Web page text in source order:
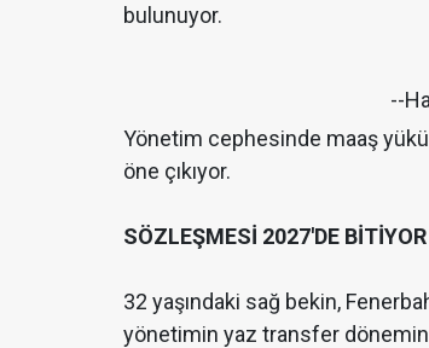
bulunuyor.
--
Yönetim cephesinde maaş
öne çıkıyor.
SÖZLEŞMESİ 2027'DE BİTİYOR
32 yaşındaki sağ bekin,
yönetimin yaz transfer